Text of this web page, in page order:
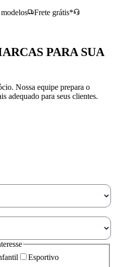
Frete grátis*
PARA SUA
Nossa equipe prepara o
adequado para seus clientes.
Esportivo